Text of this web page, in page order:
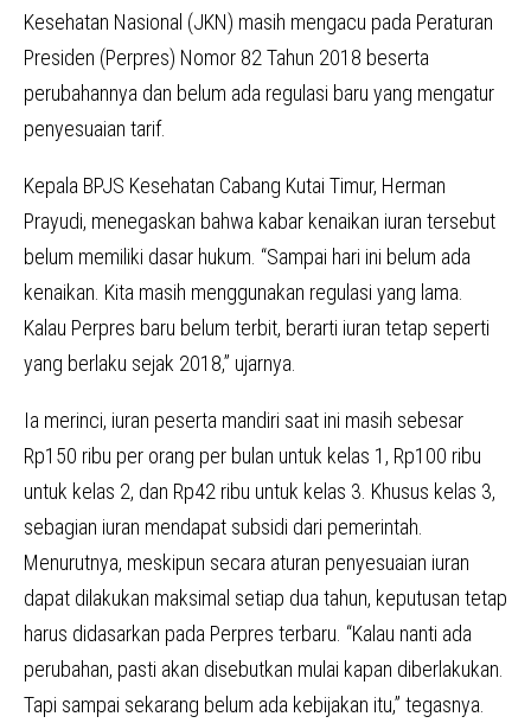
Kesehatan Nasional (JKN) masih mengacu pada Peraturan
Presiden (Perpres) Nomor 82 Tahun 2018 beserta
perubahannya dan belum ada regulasi baru yang mengatur
penyesuaian tarif.
Kepala BPJS Kesehatan Cabang Kutai Timur, Herman
Prayudi, menegaskan bahwa kabar kenaikan iuran tersebut
belum memiliki dasar hukum. “Sampai hari ini belum ada
kenaikan. Kita masih menggunakan regulasi yang lama.
Kalau Perpres baru belum terbit, berarti iuran tetap seperti
yang berlaku sejak 2018,” ujarnya.
Ia merinci, iuran peserta mandiri saat ini masih sebesar
Rp150 ribu per orang per bulan untuk kelas 1, Rp100 ribu
untuk kelas 2, dan Rp42 ribu untuk kelas 3. Khusus kelas 3,
sebagian iuran mendapat subsidi dari pemerintah.
Menurutnya, meskipun secara aturan penyesuaian iuran
dapat dilakukan maksimal setiap dua tahun, keputusan tetap
harus didasarkan pada Perpres terbaru. “Kalau nanti ada
perubahan, pasti akan disebutkan mulai kapan diberlakukan.
Tapi sampai sekarang belum ada kebijakan itu,” tegasnya.